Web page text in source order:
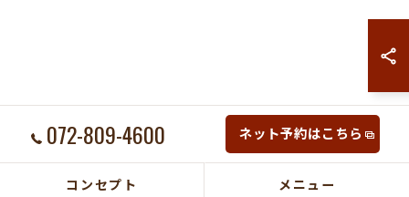
072-809-4600 ネット予約はこちら
コンセプト メニュー